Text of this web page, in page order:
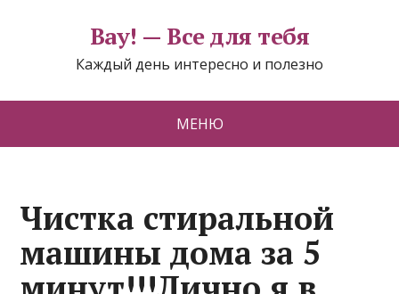
Вау! — Все для тебя
Каждый день интересно и полезно
МЕНЮ
Чистка стиральной
машины дома за 5